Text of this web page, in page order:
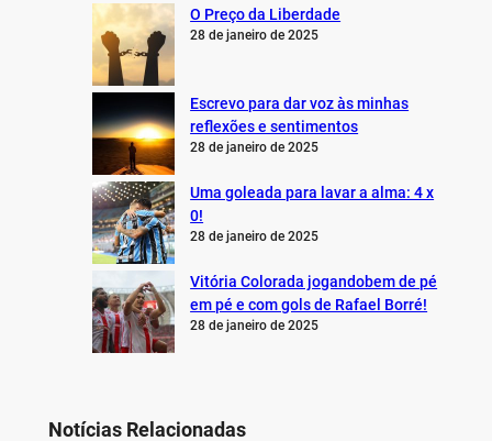
O Preço da Liberdade
28 de janeiro de 2025
Escrevo para dar voz às minhas
reflexões e sentimentos
28 de janeiro de 2025
Uma goleada para lavar a alma: 4 x
0!
28 de janeiro de 2025
Vitória Colorada jogandobem de pé
em pé e com gols de Rafael Borré!
28 de janeiro de 2025
Notícias Relacionadas